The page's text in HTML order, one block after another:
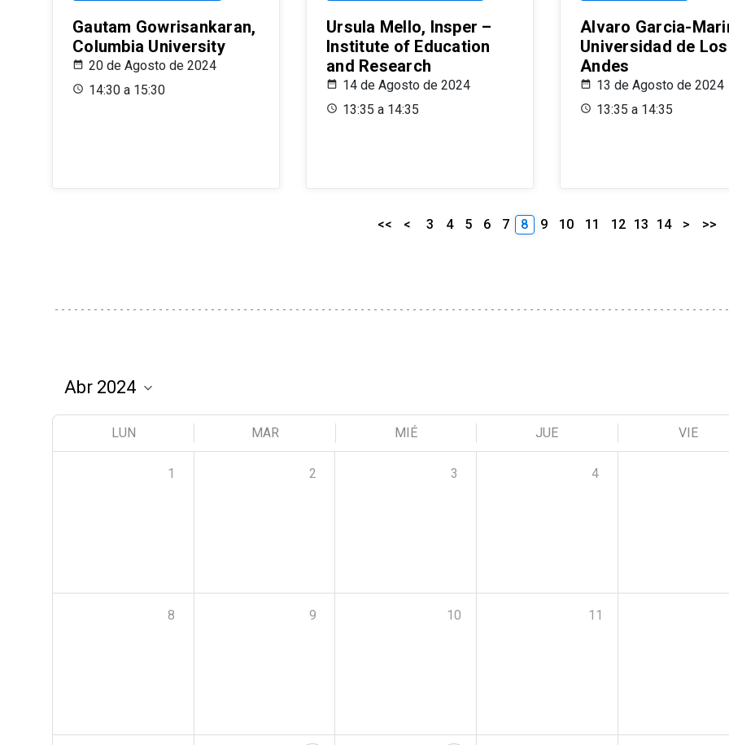
Gautam Gowrisankaran,
Columbia University
20 de Agosto de 2024
14:30 a 15:30
Ursula Mello, Insper –
Institute of Education
and Research
14 de Agosto de 2024
13:35 a 14:35
Alvaro Garcia-
Universidad de Los
Andes
13 de Agosto de 2024
13:35 a 14:35
<< < 3 4 5 6 7 8 9 10 11 12 13 14 > >>
LUN MAR MIÉ JUE VIE
1 2 3 4
8 9 10 11